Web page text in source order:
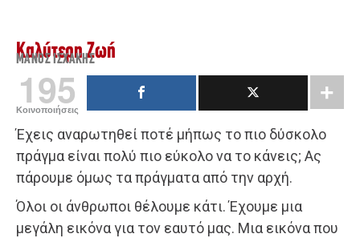
Καλύτερη Ζωή
ΜΆΝΟΣ ΙΣΧΆΚΗΣ
195
Κοινοποιήσεις
Έχεις αναρωτηθεί ποτέ μήπως το πιο δύσκολο
πράγμα είναι πολύ πιο εύκολο να το κάνεις; Ας
πάρουμε όμως τα πράγματα από την αρχή.
Όλοι οι άνθρωποι θέλουμε κάτι. Έχουμε μια
μεγάλη εικόνα για τον εαυτό μας. Μια εικόνα που